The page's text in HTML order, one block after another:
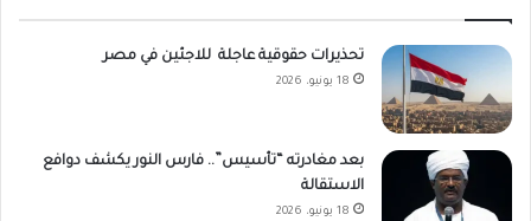
تحذيرات حقوقية عاجلة للاجئين في مصر
18 يونيو، 2026
بعد مغادرته “تأسيس”.. فارس النور يكشف دوافع
الاستقالة
18 يونيو، 2026